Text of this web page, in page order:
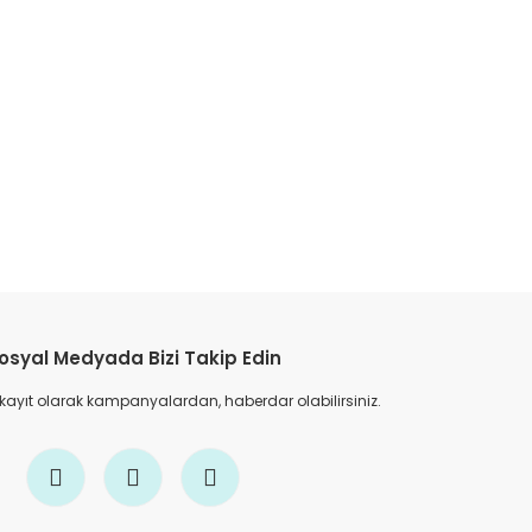
Medyada Bizi Takip Edin
olarak kampanyalardan, haberdar olabilirsiniz.